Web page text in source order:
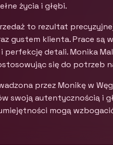
życia i głębi.
to rezultat
gustem klienta. Prace są
perfekcję detali. Monika
się do potrzeb
przez Monikę w
swoją autentycznością i
mogą